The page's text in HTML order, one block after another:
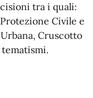
tra i quali:
Civile e
Cruscotto